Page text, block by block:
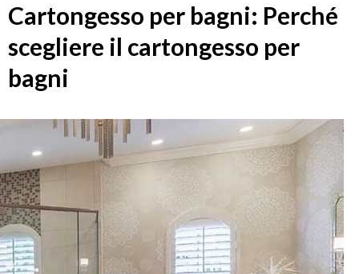
Cartongesso per bagni: Perché
scegliere il cartongesso per
bagni